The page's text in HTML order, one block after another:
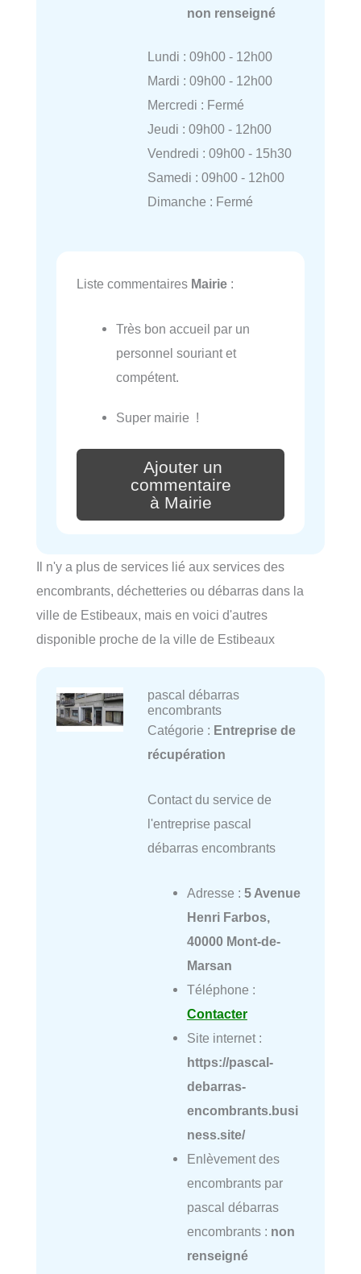
non renseigné
Lundi : 09h00 - 12h00
Mardi : 09h00 - 12h00
Mercredi : Fermé
Jeudi : 09h00 - 12h00
Vendredi : 09h00 - 15h30
Samedi : 09h00 - 12h00
Dimanche : Fermé
Liste commentaires Mairie :
Très bon accueil par un
personnel souriant et
compétent.
Super mairie !
Ajouter un
commentaire
à Mairie
Il n'y a plus de services lié aux services des
encombrants, déchetteries ou débarras dans la
ville de Estibeaux, mais en voici d'autres
disponible proche de la ville de Estibeaux
pascal débarras
encombrants
Catégorie : Entreprise de
récupération
Contact du service de
l'entreprise pascal
débarras encombrants
Adresse : 5 Avenue
Henri Farbos,
40000 Mont-de-
Marsan
Téléphone :
Contacter
Site internet :
https://pascal-
debarras-
encombrants.busi
ness.site/
Enlèvement des
encombrants par
pascal débarras
encombrants : non
renseigné